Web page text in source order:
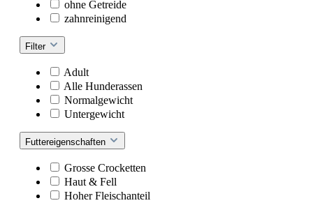
ohne Getreide
zahnreinigend
Filter
Adult
Alle Hunderassen
Normalgewicht
Untergewicht
Futtereigenschaften
Grosse Crocketten
Haut & Fell
Hoher Fleischanteil